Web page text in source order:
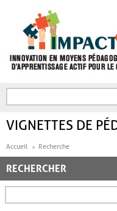
FORMULAIRE DE
VIGNETTES DE
Accueil Recherche
RECHERCHER